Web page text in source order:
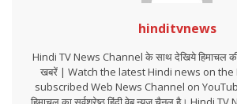
hinditvnews
Hindi TV News Channel के साथ देखिये हिमाचल की
खबरें | Watch the latest Hindi news on the
subscribed Web News Channel on